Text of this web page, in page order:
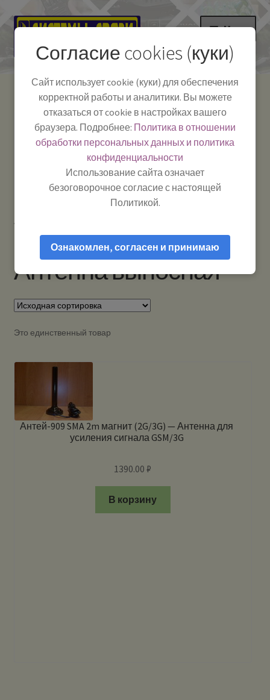
Перейти
навигации
Перейти
содержимому
Меню
Как пользоваться
Полезная информация
Мой аккаунт
Системы Связи:
г. Красноярск, ул.
Работаем:Пн-Пт:
10:00–18:00
-
Телефон:+7-
391-249-1040
Тел.|WA|Telegram:
+79029904090
Антенна выносная
Это единственный товар
Антей-909 SMA 2m магнит (2G/3G) — Антенна для
усиления сигнала GSM/3G
1390.00₽
В корзину
Согласие cookies (куки)
Сайт использует cookie (куки) для обеспечения
корректной работы и аналитики. Вы можете
отказаться от cookie в настройках вашего
браузера. Подробнее: Политика в отношении
обработки персональных данных и политика
конфиденциальности
Использование сайта означает
безоговорочное согласие с настоящей
Политикой.
Ознакомлен, согласен и принимаю